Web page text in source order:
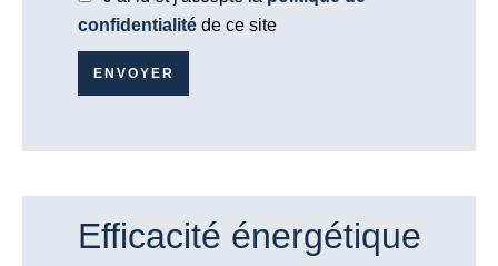
confidentialité de ce site
ENVOYER
Efficacité énergétique